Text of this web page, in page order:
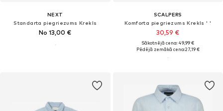
NEXT
Standarta piegriezums Krekls
No 13,00 €
SCALPERS
Komforta piegriezums Krekls ' '
30,59 €
Sākotnējā cena: 49,99 €
Pēdējā zemākā cena:27,19 €